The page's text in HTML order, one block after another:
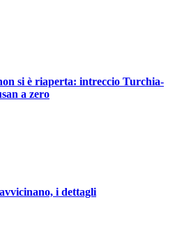
si è riaperta: intreccio Turchia-
a zero
i dettagli